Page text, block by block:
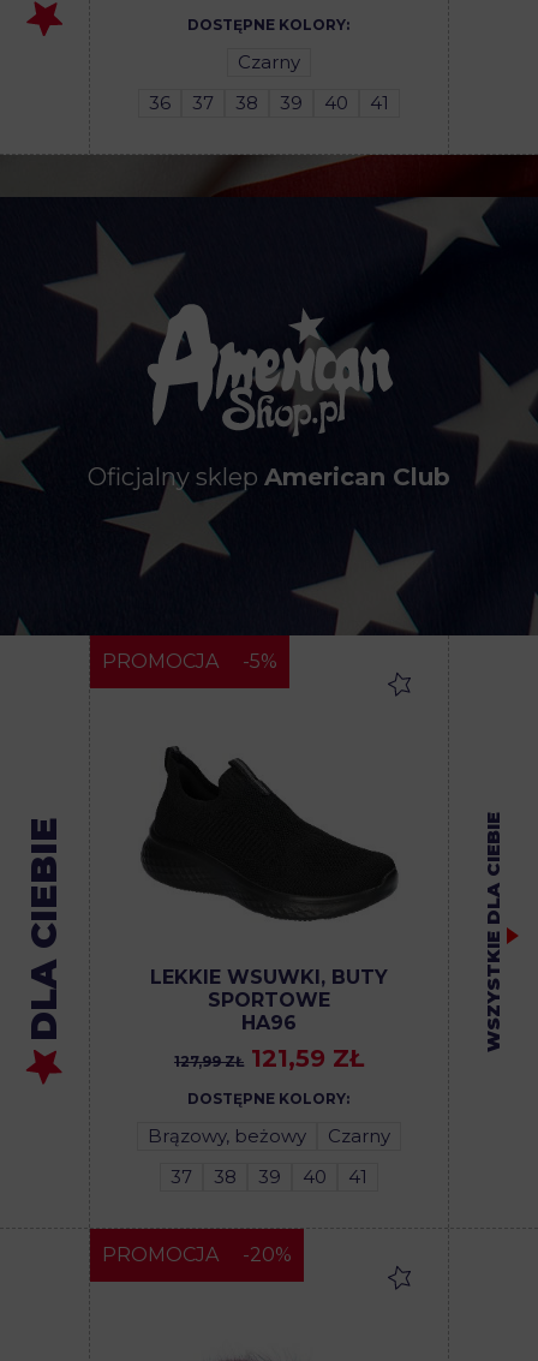
DOSTĘPNE KOLORY:
Czarny
36
37 38 39 40 41
Oficjalny sklep American Club
DLA CIEBIE
PROMOCJA -5%
LEKKIE WSUWKI, BUTY
SPORTOWE
HA96
127,99 ZŁ 121,59 ZŁ
DOSTĘPNE KOLORY:
Brązowy, beżowy
Czarny
37
38 39 40 41
WSZYSTKIE DLA CIEBIE
PROMOCJA -20%